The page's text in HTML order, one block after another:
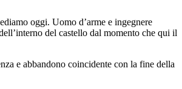
oggi. Uomo d’arme e ingegnere
del castello dal momento che qui il
e abbandono coincidente con la fine della